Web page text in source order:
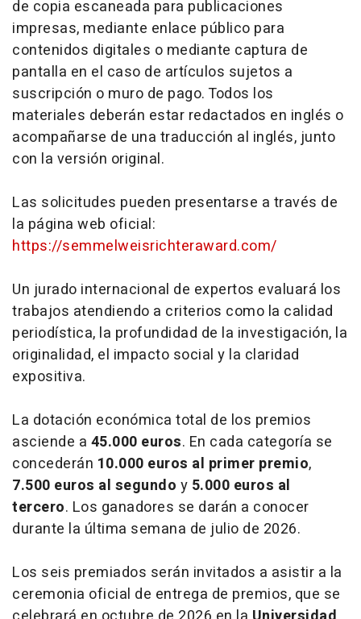
de copia escaneada para publicaciones
impresas, mediante enlace público para
contenidos digitales o mediante captura de
pantalla en el caso de artículos sujetos a
suscripción o muro de pago. Todos los
materiales deberán estar redactados en inglés o
acompañarse de una traducción al inglés, junto
con la versión original.
Las solicitudes pueden presentarse a través de
la página web oficial:
https://semmelweisrichteraward.com/
Un jurado internacional de expertos evaluará los
trabajos atendiendo a criterios como la calidad
periodística, la profundidad de la investigación, la
originalidad, el impacto social y la claridad
expositiva.
La dotación económica total de los premios
asciende a 45.000 euros. En cada categoría se
concederán 10.000 euros al primer premio,
7.500 euros al segundo y 5.000 euros al
tercero. Los ganadores se darán a conocer
durante la última semana de julio de 2026.
Los seis premiados serán invitados a asistir a la
ceremonia oficial de entrega de premios, que se